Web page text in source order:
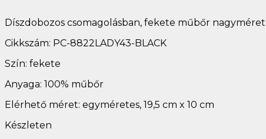
Díszdobozos csomagolásban, fekete műbőr
Cikkszám: PC-8822LADY43-BLACK
Szín: fekete
Anyaga: 100% műbőr
Elérhető méret: egyméretes, 19,5 cm x 10 cm
Készleten